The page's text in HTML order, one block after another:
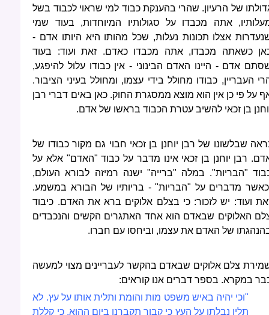
של הרעיון. שהרי בהענקת כבוד למי שראוי לכבוד בשל
אתה מכבדו על סגולותיו המיוחדות, בעוד שמי
אצלו תכונות נעלות, שכל מהותו היא היותו אדם -
כשאתה מכבדו, אתה מכבדו כאדם. זאת ועוד: בעוד
אדם - היינו האדם הבינוני - אין כבודו עלול להיפגע,
העבריין, כבודו מחולל בידי עצמו, ומחולל בעיני הציבור.
על פי כן אין הוא מוצא ממסגרת החוק. כאן באים דברי רבן
בן זכאי להשיב עטרת הכבוד בראשו של אדם.
שבלשונו של רבן יוחנן בן זכאי חבוי גם מקור כבודו של
רבן יוחנן בן זכאי אינו מדבר על כבוד "האדם" אלא על
"הבריות". במלה "ברייה" ישנה רמיזה לבורא העולם,
מדברים על "הבריות" - בריותיו של הבורא במשמע.
ועוד: יש לזכור: כי בצלם אלוקים ברא את האדם. כיבוד
האלוקים שבאדם הוא אחד האתגרים הקשים והנכבדים
של האדם את עצמו, וביחסו עם חברו.
צלם אלוקים שבאדם בהקשר לעבריינים מצוי למעשה
במקרא. בספר דברים אנו קוראים:
"וכי יהיה באיש משפט מות והומת ותלית אותו על עץ. לא
תלין נבלתו על העץ כי קבור תקברנו ביום ההוא, כי קללת